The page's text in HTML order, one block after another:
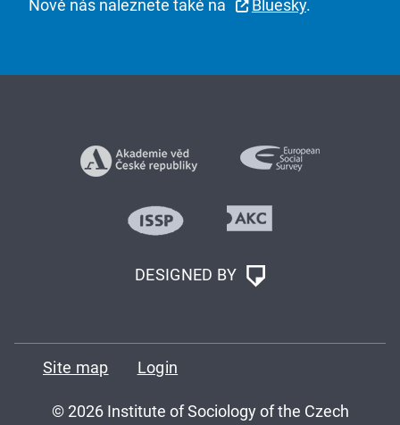
Nově nás naleznete také na Bluesky.
DESIGNED BY
Site map Login
© 2026 Institute of Sociology of the Czech